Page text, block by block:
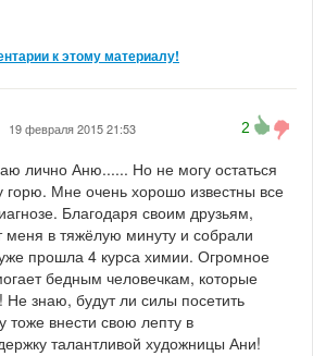
к этому материалу!
19 февраля 2015 21:53 2
лично Аню...... Но не могу остаться
горю. Мне очень хорошо известны все
Благодаря своим друзьям,
меня в тяжёлую минуту и собрали
прошла 4 курса химии. Огромное
бедным человечкам, которые
Не знаю, будут ли силы посетить
тоже внести свою лепту в
талантливой художницы Ани!